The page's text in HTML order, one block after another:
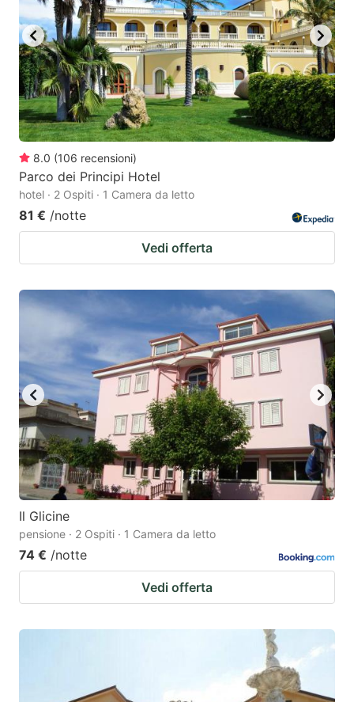
key
to
get
the
keyboard
shortcuts
for
changing
dates.
key
to
get
the
keyboard
shortcuts
8.0 (106 recensioni)
Parco dei Principi Hotel
hotel · 2 Ospiti · 1 Camera da letto
81 € /notte
Vedi offerta
Il Glicine
pensione · 2 Ospiti · 1 Camera da letto
74 € /notte
Vedi offerta